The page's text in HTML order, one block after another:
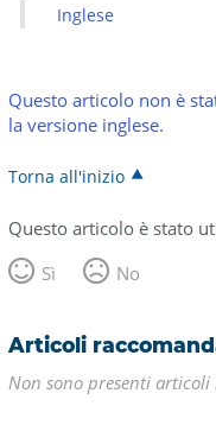
Inglese
Questo articolo non è
la versione inglese.
Torna all'inizio
Questo articolo è stato
Sì
No
Articoli
Non sono presenti articoli